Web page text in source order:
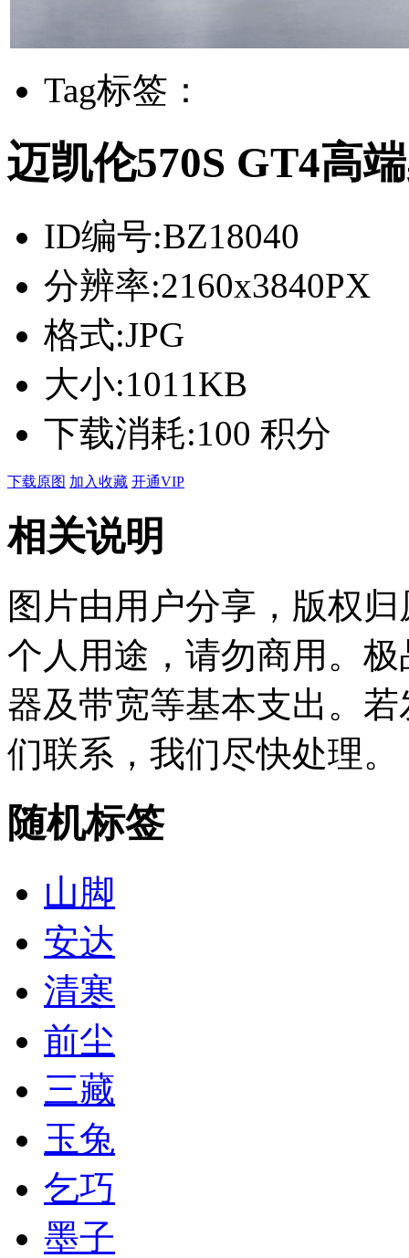
Tag标签：
迈凯伦570S GT4高
ID编号:BZ18040
分辨率:2160x3840PX
格式:JPG
大小:1011KB
下载消耗:100 积分
下载原图 加入收藏 开通VIP
相关说明
图片由用户分享，版权
个人用途，请勿商用。
器及带宽等基本支出。
们联系，我们尽快处理。
随机标签
山脚
安达
清寒
前尘
三藏
玉兔
乞巧
墨子